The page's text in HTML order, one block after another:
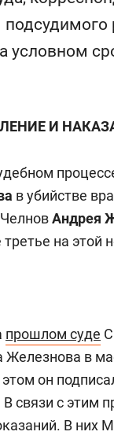
условном
И
в убийстве
Андрея
на этой
прошлом суде
Железнова в
он
связи с этим
В них